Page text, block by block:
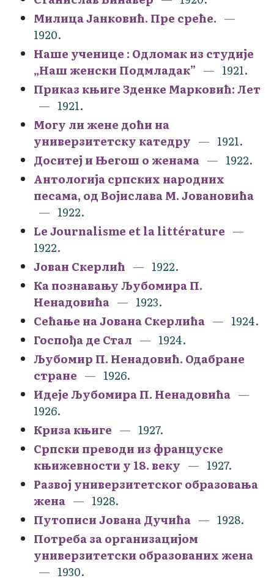
Милица Јанковић. Пре среће.
1920.
Наше ученице : Oдломак из студије
„Наш женски Подмладак”
1921.
Приказ књиге Зденке Марковић: Лет
1921.
Могу ли жене доћи на
универзитетску катедру
1921.
Доситеј и Његош о женама
1922.
Антологија српских народних
песама, од Војислава М. Јовановића
1922.
Le Journalisme et la littérature
1922.
Јован Скерлић
1922.
Ка познавању Љубомира П.
Ненадовића
1923.
Сећање на Јована Скерлића
1924.
Госпођа де Стал
1924.
Љубомир П. Ненадовић. Одабране
стране
1926.
Идеје Љубомира П. Ненадовића
1926.
Криза књиге
1927.
Српски преводи из француске
књижевности у 18. веку
1927.
Развој универзитетског образовања
жена
1928.
Путописи Јована Дучића
1928.
Потреба за организацијом
универзитетски образованих жена
1930.